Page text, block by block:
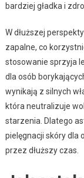
bardziej gładka i
W dłuższej
zapalne, co
stosowanie sprzyja
dla osób
wynikają z silnych
która neutralizuje
starzenia. Dlatego
pielęgnacji skóry dla
przez dłuższy czas.